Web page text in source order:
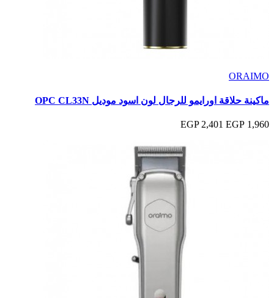
ORAIMO
ماكينة حلاقة اورايمو للرجال لون اسود موديل OPC CL33N
1,960 EGP
2,401 EGP